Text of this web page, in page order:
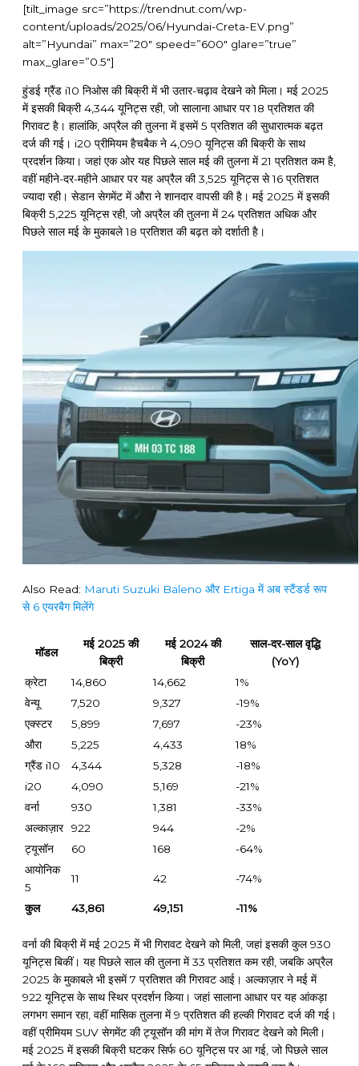
[tilt_image src=”https://trendnut.com/wp-
content/uploads/2025/06/Hyundai-Creta-EV.png”
alt=”Hyundai” max=”20″ speed=”600″ glare=”true”
max_glare=”0.5″]
हुंडई ग्रैंड i10 निओस की बिक्री में भी उतार-चढ़ाव देखने को मिला। मई 2025
में इसकी बिक्री 4,344 यूनिट्स रही, जो सालाना आधार पर 18 प्रतिशत की
गिरावट है। हालांकि, अप्रैल की तुलना में इसमें 5 प्रतिशत की सुधारात्मक बढ़त
दर्ज की गई। i20 प्रीमियम हैचबैक ने 4,090 यूनिट्स की बिक्री के साथ
प्रदर्शन किया। जहां एक ओर यह पिछले साल मई की तुलना में 21 प्रतिशत कम है,
वहीं महीने-दर-महीने आधार पर यह अप्रैल की 3,525 यूनिट्स से 16 प्रतिशत
ज्यादा रही। सेडान सेगमेंट में औरा ने शानदार वापसी की है। मई 2025 में इसकी
बिक्री 5,225 यूनिट्स रही, जो अप्रैल की तुलना में 24 प्रतिशत अधिक और
पिछले साल मई के मुकाबले 18 प्रतिशत की बढ़त को दर्शाती है।
Also Read: Maruti Suzuki Baleno और Ertiga में अब स्टैंडर्ड रूप
से 6 एयरबैग मिलेंगे
मॉडल
मई 2025 की
बिक्री
मई 2024 की
बिक्री
साल-दर-साल वृद्धि
(YoY)
क्रेटा
14,860 14,662
1%
वेन्यू
7,520 9,327
-19%
एक्स्टर
5,899 7,697
-23%
औरा
5,225 4,433
18%
ग्रैंड i10
4,344 5,328
-18%
i20
4,090 5,169
-21%
वर्ना
930 1,381
-33%
अल्काज़ार
922 944
-2%
ट्यूसॉन
60 168
-64%
आयोनिक
5
11 42 -74%
कुल 43,861 49,151 -11%
वर्ना की बिक्री में मई 2025 में भी गिरावट देखने को मिली, जहां इसकी कुल 930
यूनिट्स बिकीं। यह पिछले साल की तुलना में 33 प्रतिशत कम रही, जबकि अप्रैल
2025 के मुकाबले भी इसमें 7 प्रतिशत की गिरावट आई। अल्काज़ार ने मई में
922 यूनिट्स के साथ स्थिर प्रदर्शन किया। जहां सालाना आधार पर यह आंकड़ा
लगभग समान रहा, वहीं मासिक तुलना में 9 प्रतिशत की हल्की गिरावट दर्ज की गई।
वहीं प्रीमियम SUV सेगमेंट की ट्यूसॉन की मांग में तेज गिरावट देखने को मिली।
मई 2025 में इसकी बिक्री घटकर सिर्फ 60 यूनिट्स पर आ गई, जो पिछले साल